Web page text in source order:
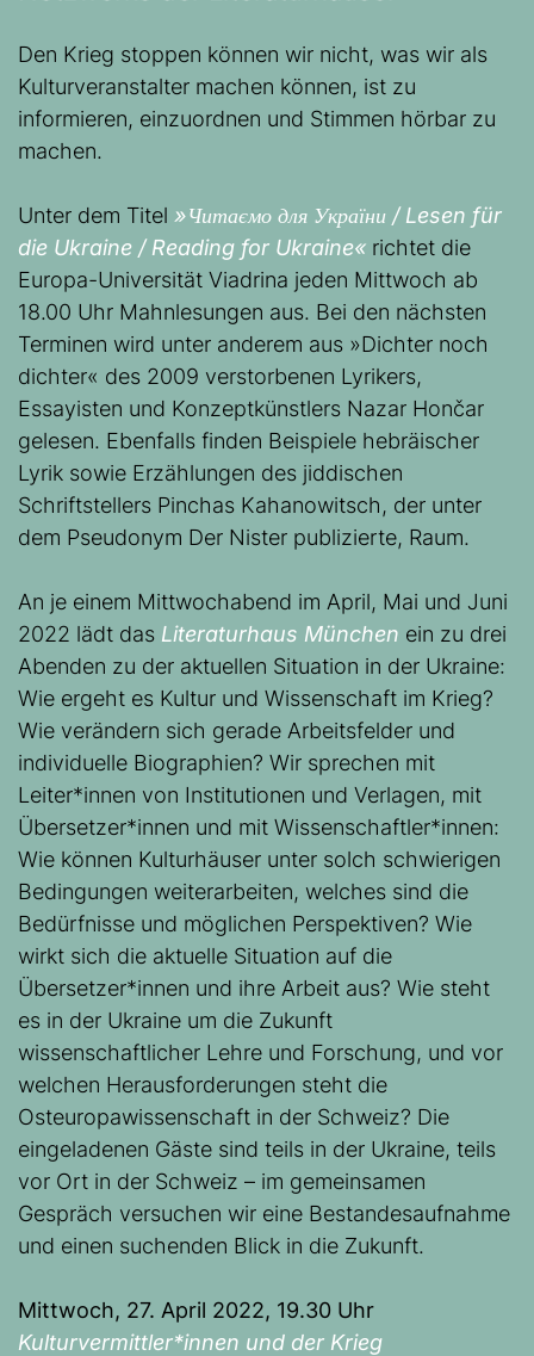
Den Krieg stoppen können wir nicht, was wir als
Kulturveranstalter machen können, ist zu
informieren, einzuordnen und Stimmen hörbar zu
machen.
Unter dem Titel »Читаємо для України / Lesen für
die Ukraine / Reading for Ukraine« richtet die
Europa-Universität Viadrina jeden Mittwoch ab
18.00 Uhr Mahnlesungen aus. Bei den nächsten
Terminen wird unter anderem aus »Dichter noch
dichter« des 2009 verstorbenen Lyrikers,
Essayisten und Konzeptkünstlers Nazar Hončar
gelesen. Ebenfalls finden Beispiele hebräischer
Lyrik sowie Erzählungen des jiddischen
Schriftstellers Pinchas Kahanowitsch, der unter
dem Pseudonym Der Nister publizierte, Raum.
An je einem Mittwochabend im April, Mai und Juni
2022 lädt das Literaturhaus München ein zu drei
Abenden zu der aktuellen Situation in der Ukraine:
Wie ergeht es Kultur und Wissenschaft im Krieg?
Wie verändern sich gerade Arbeitsfelder und
individuelle Biographien? Wir sprechen mit
Leiter*innen von Institutionen und Verlagen, mit
Übersetzer*innen und mit Wissenschaftler*innen:
Wie können Kulturhäuser unter solch schwierigen
Bedingungen weiterarbeiten, welches sind die
Bedürfnisse und möglichen Perspektiven? Wie
wirkt sich die aktuelle Situation auf die
Übersetzer*innen und ihre Arbeit aus? Wie steht
es in der Ukraine um die Zukunft
wissenschaftlicher Lehre und Forschung, und vor
welchen Herausforderungen steht die
Osteuropawissenschaft in der Schweiz? Die
eingeladenen Gäste sind teils in der Ukraine, teils
vor Ort in der Schweiz – im gemeinsamen
Gespräch versuchen wir eine Bestandesaufnahme
und einen suchenden Blick in die Zukunft.
Mittwoch, 27. April 2022, 19.30 Uhr
Kulturvermittler*innen und der Krieg